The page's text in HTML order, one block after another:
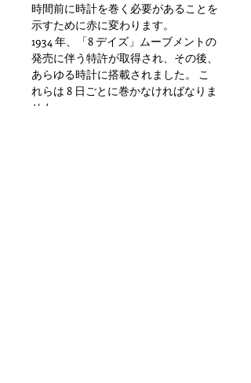
時間前に時計を巻く必要があることを
示すために赤に変わります。
1934 年、「8 デイズ」ムーブメントの
発売に伴う特許が取得され、その後、
あらゆる時計に搭載されました。 こ
れらは 8 日ごとに巻かなければなりま
せん。